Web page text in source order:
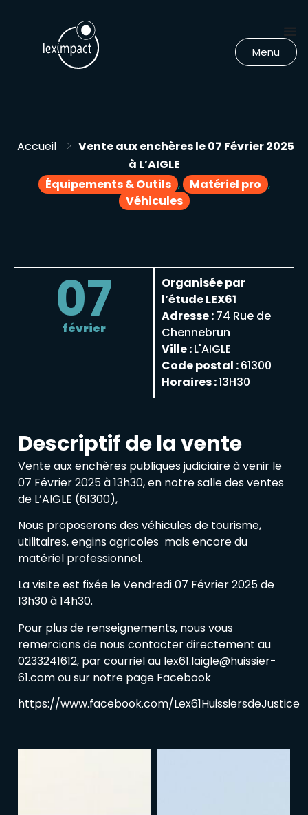
Menu
Accueil > Vente aux enchères le 07 Février 2025
à L’AIGLE
Équipements & Outils , Matériel pro ,
Véhicules
07
février
Organisée par
l’étude LEX61
Adresse :74 Rue de
Chennebrun
Ville :L'AIGLE
Code postal :61300
Horaires :13H30
Descriptif de la vente
Vente aux enchères publiques judiciaire à venir le
07 Février 2025 à 13h30, en notre salle des ventes
de L’AIGLE (61300),
Nous proposerons des véhicules de tourisme,
utilitaires, engins agricoles mais encore du
matériel professionnel.
La visite est fixée le Vendredi 07 Février 2025 de
13h30 à 14h30.
Pour plus de renseignements, nous vous
remercions de nous contacter directement au
0233241612, par courriel au lex61.laigle@huissier-
61.com ou sur notre page Facebook
https://www.facebook.com/Lex61HuissiersdeJustice